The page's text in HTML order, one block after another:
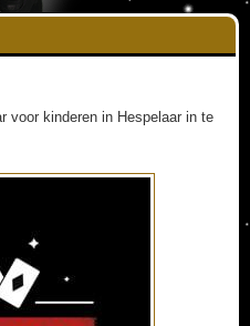
voor kinderen in Hespelaar in te